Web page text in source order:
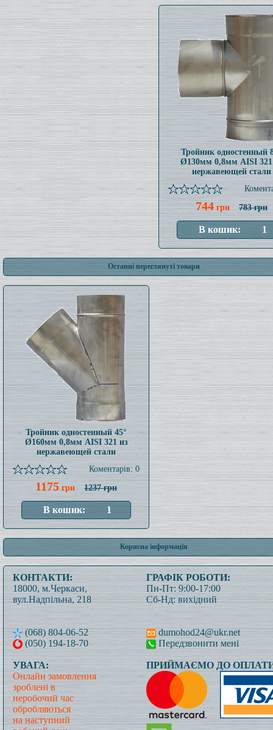
Тройник одностенный
Ø130мм 0,8мм AISI 321
нержавеющей стали
744 грн 783 грн
Останні переглянуті товари
Тройник одностенный 45°
Ø160мм 0,8мм AISI 321 из
нержавеющей стали
Коментарів: 0
1175грн 1237 грн
Корисна інформація
КОНТАКТИ:
18000, м.Черкаси,
вул.Надпільна, 218
(068) 804-06-52
(050) 194-18-70
ГРАФІК РОБОТИ:
Пн-Пт: 9:00-17:00
Сб-Нд: вихідний
dumohod24@ukr.net
Передзвонити мені
УВАГА:
Онлайн замовлення
зроблені в
неробочий час
обробляються
на наступний
ПРИЙМАЄМО ДО